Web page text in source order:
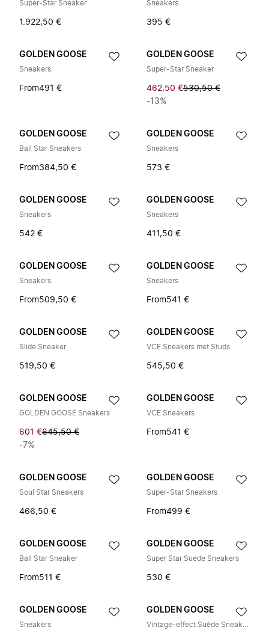
Super-Star Sneaker
1.922,50 €
Sneakers
395 €
GOLDEN GOOSE
Sneakers
From491 €
GOLDEN GOOSE
Super-Star Sneaker
462,50 €530,50 €
-13%
GOLDEN GOOSE
Ball Star Sneakers
From384,50 €
GOLDEN GOOSE
Sneakers
573 €
GOLDEN GOOSE
Sneakers
542 €
GOLDEN GOOSE
Sneakers
411,50 €
GOLDEN GOOSE
Sneakers
From509,50 €
GOLDEN GOOSE
Sneakers
From541 €
GOLDEN GOOSE
Slide Sneaker
519,50 €
GOLDEN GOOSE
VCE Sneakers met Studs
545,50 €
GOLDEN GOOSE
GOLDEN GOOSE Sneakers
601 €645,50 €
-7%
GOLDEN GOOSE
VCE Sneakers
From541 €
GOLDEN GOOSE
Soul Star Sneakers
466,50 €
GOLDEN GOOSE
Super-Star Sneakers
From499 €
GOLDEN GOOSE
Ball Star Sneaker
From511 €
GOLDEN GOOSE
Super Star Suede Sneakers
530 €
GOLDEN GOOSE
Sneakers
GOLDEN GOOSE
Vintage-effect Suède Sneakers